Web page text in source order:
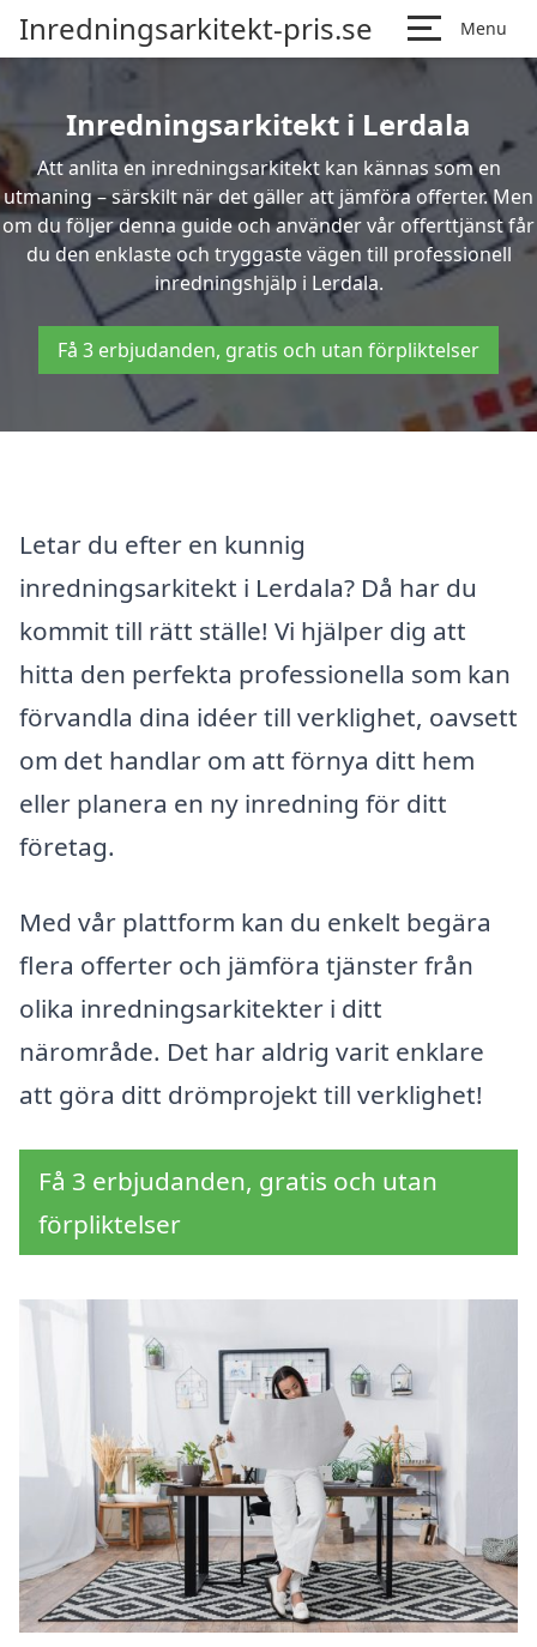
Inredningsarkitekt-pris.se Menu
Inredningsarkitekt i Lerdala
Att anlita en inredningsarkitekt kan kännas som en
utmaning – särskilt när det gäller att jämföra offerter. Men
om du följer denna guide och använder vår offerttjänst får
du den enklaste och tryggaste vägen till professionell
inredningshjälp i Lerdala.
Få 3 erbjudanden, gratis och utan förpliktelser
Letar du efter en kunnig
inredningsarkitekt i Lerdala? Då har du
kommit till rätt ställe! Vi hjälper dig att
hitta den perfekta professionella som kan
förvandla dina idéer till verklighet, oavsett
om det handlar om att förnya ditt hem
eller planera en ny inredning för ditt
företag.
Med vår plattform kan du enkelt begära
flera offerter och jämföra tjänster från
olika inredningsarkitekter i ditt
närområde. Det har aldrig varit enklare
att göra ditt drömprojekt till verklighet!
Få 3 erbjudanden, gratis och utan
förpliktelser